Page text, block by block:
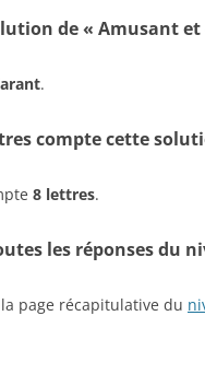
de « Amusant
.
compte cette
8 lettres.
les réponses du
page récapitulative du